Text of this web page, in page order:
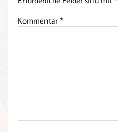
Kommentar*